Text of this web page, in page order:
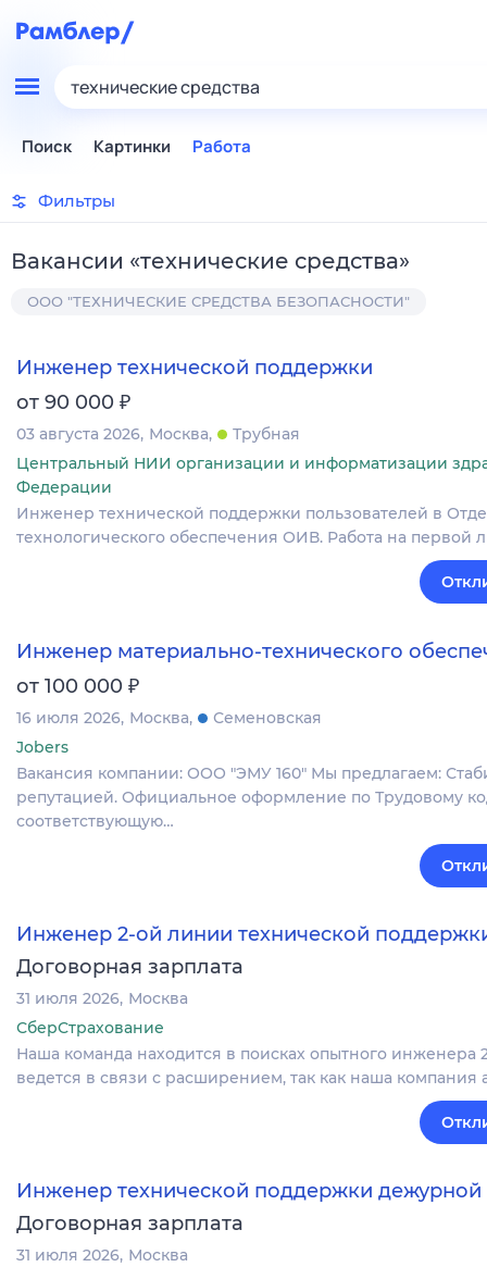
технические средства
Поиск Картинки Работа
Фильтры
Вакансии «технические средства»
ООО "ТЕХНИЧЕСКИЕ СРЕДСТВА БЕЗОПАСНОСТИ"
Инженер технической поддержки
от 90 000 ₽
03 августа 2026 Москва
Трубная
Центральный НИИ организации и информатизации
Федерации
Инженер технической поддержки пользователей в
технологического обеспечения ОИВ. Работа на первой
Инженер материально-технического
от 100 000 ₽
16 июля 2026 Москва
Семеновская
Jobers
Вакансия компании: ООО "ЭМУ 160" Мы предлагаем:
репутацией. Официальное оформление по Трудовому
соответствующую…
Инженер 2-ой линии технической
Договорная зарплата
31 июля 2026 Москва
СберСтрахование
Наша команда находится в поисках опытного
ведется в связи с расширением, так как наша компания
Инженер технической поддержки
Договорная зарплата
31 июля 2026 Москва